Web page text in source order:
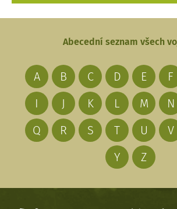
Abecední seznam všech
A B C D E F
I
J K L M N
Q
R S T U V
Y
Z